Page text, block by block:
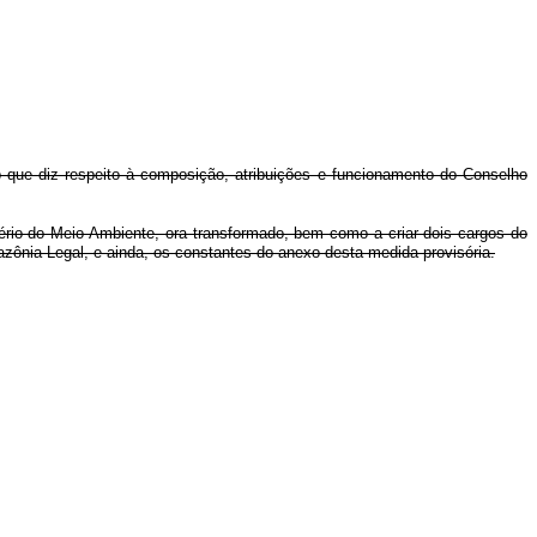
diz respeito à composição, atribuições e funcionamento do Conselho
do Meio Ambiente, ora transformado, bem como a criar dois cargos do
Legal, e ainda, os constantes do anexo desta medida provisória.